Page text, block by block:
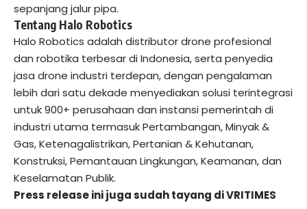
sepanjang jalur pipa.
Tentang Halo Robotics
Halo Robotics adalah distributor drone profesional
dan robotika terbesar di Indonesia, serta penyedia
jasa drone industri terdepan, dengan pengalaman
lebih dari satu dekade menyediakan solusi terintegrasi
untuk 900+ perusahaan dan instansi pemerintah di
industri utama termasuk Pertambangan, Minyak &
Gas, Ketenagalistrikan, Pertanian & Kehutanan,
Konstruksi, Pemantauan Lingkungan, Keamanan, dan
Keselamatan Publik.
Press release ini juga sudah tayang diVRITIMES